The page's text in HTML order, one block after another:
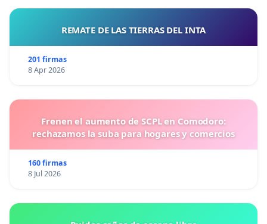
REMATE DE LAS TIERRAS DEL INTA
201 firmas
8 Apr 2026
Frenen el aumento de SCPL en Comodoro:
rechazamos la suba para hogares y comercios
160 firmas
8 Jul 2026